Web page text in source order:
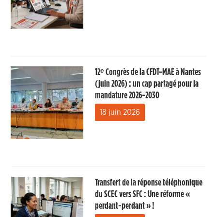
12ᵉ Congrès de la CFDT-MAE à Nantes
(juin 2026) : un cap partagé pour la
mandature 2026-2030
18 juin 2026
Transfert de la réponse téléphonique
du SCEC vers SFC : Une réforme «
perdant-perdant » !